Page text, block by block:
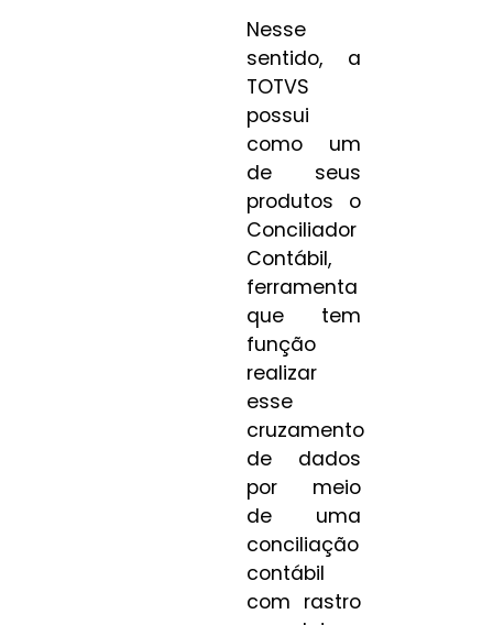
Nesse
sentido, a
TOTVS
possui
como um
de seus
produtos o
Conciliador
Contábil,
ferramenta
que tem
função
realizar
esse
cruzamento
de dados
por meio
de uma
conciliação
contábil
com rastro